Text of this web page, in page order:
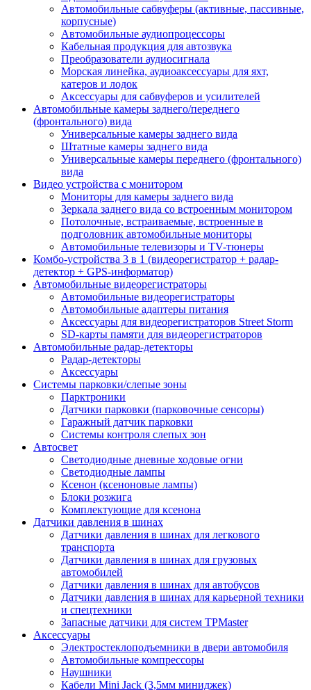
Автомобильные сабвуферы (активные, пассивные,
корпусные)
Автомобильные аудиопроцессоры
Кабельная продукция для автозвука
Преобразователи аудиосигнала
Морская линейка, аудиоаксессуары для яхт,
катеров и лодок
Аксессуары для сабвуферов и усилителей
Автомобильные камеры заднего/переднего
(фронтального) вида
Универсальные камеры заднего вида
Штатные камеры заднего вида
Универсальные камеры переднего (фронтального)
вида
Видео устройства c монитором
Мониторы для камеры заднего вида
Зеркала заднего вида со встроенным монитором
Потолочные, встраиваемые, встроенные в
подголовник автомобильные мониторы
Автомобильные телевизоры и TV-тюнеры
Комбо-устройства 3 в 1 (видеорегистратор + радар-
детектор + GPS-информатор)
Автомобильные видеорегистраторы
Автомобильные видеорегистраторы
Автомобильные адаптеры питания
Аксессуары для видеорегистраторов Street Storm
SD-карты памяти для видеорегистраторов
Автомобильные радар-детекторы
Радар-детекторы
Аксессуары
Системы парковки/слепые зоны
Парктроники
Датчики парковки (парковочные сенсоры)
Гаражный датчик парковки
Системы контроля слепых зон
Автосвет
Светодиодные дневные ходовые огни
Светодиодные лампы
Ксенон (ксеноновые лампы)
Блоки розжига
Комплектующие для ксенона
Датчики давления в шинах
Датчики давления в шинах для легкового
транспорта
Датчики давления в шинах для грузовых
автомобилей
Датчики давления в шинах для автобусов
Датчики давления в шинах для карьерной техники
и спецтехники
Запасные датчики для систем TPMaster
Аксессуары
Электростеклоподъемники в двери автомобиля
Автомобильные компрессоры
Наушники
Кабели Mini Jack (3,5мм миниджек)